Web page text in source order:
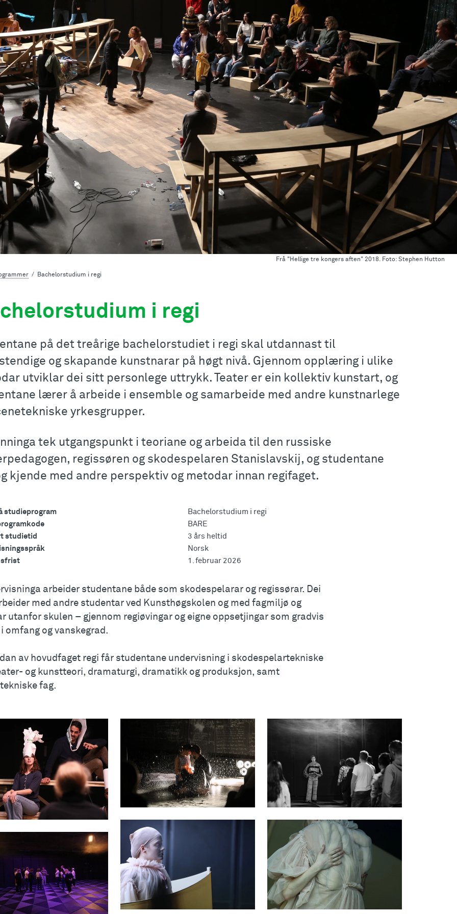
Frå "Hellige tre kongers aften" 2018. Foto: Stephen Hutton
Bachelorstudium i regi
i regi
på det treårige bachelorstudiet i regi skal utdannast til
og skapande kunstnarar på høgt nivå. Gjennom opplæring i ulike
utviklar dei sitt personlege uttrykk. Teater er ein kollektiv kunstart, og
lærer å arbeide i ensemble og samarbeide med andre kunstnarlege
yrkesgrupper.
tek utgangspunkt i teoriane og arbeida til den russiske
regissøren og skodespelaren Stanislavskij, og studentane
kjende med andre perspektiv og metodar innan regifaget.
studieprogram
Bachelorstudium i regi
BARE
studietid
3 års heltid
Norsk
1. februar 2026
arbeider studentane både som skodespelarar og regissørar. Dei
med andre studentar ved Kunsthøgskolen og med fagmiljø og
utanfor skulen – gjennom regiøvingar og eigne oppsetjingar som gradvis
omfang og vanskegrad.
av hovudfaget regi får studentane undervisning i skodespelartekniske
og kunstteori, dramaturgi, dramatikk og produksjon, samt
fag.